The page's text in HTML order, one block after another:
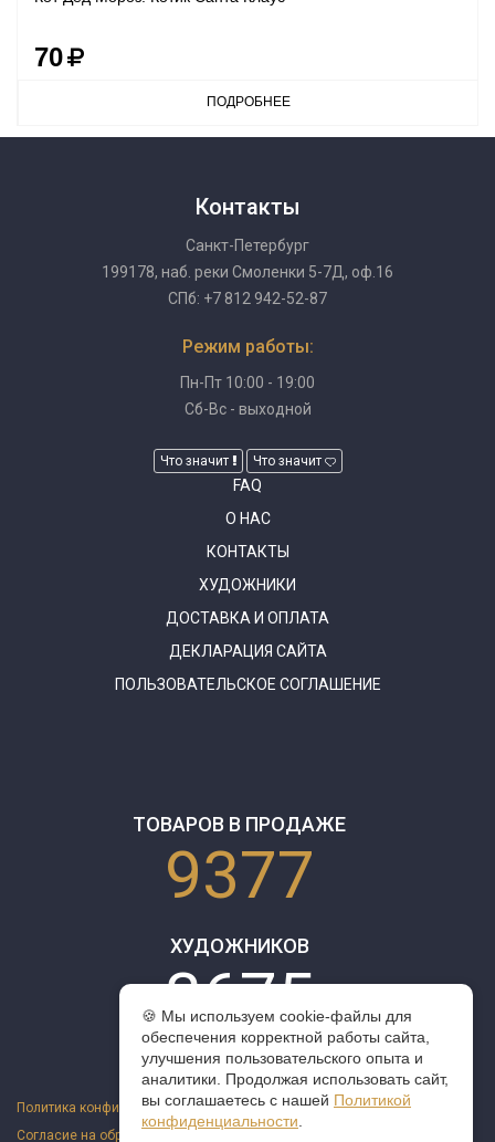
70
ПОДРОБНЕЕ
Контакты
Санкт-Петербург
199178, наб. реки Смоленки 5-7Д, оф.16
СПб: +7 812 942-52-87
Режим работы:
Пн-Пт 10:00 - 19:00
Сб-Вс - выходной
Что значит Что значит
FAQ
О НАС
КОНТАКТЫ
ХУДОЖНИКИ
ДОСТАВКА И ОПЛАТА
ДЕКЛАРАЦИЯ САЙТА
ПОЛЬЗОВАТЕЛЬСКОЕ СОГЛАШЕНИЕ
ТОВАРОВ В ПРОДАЖЕ
9377
ХУДОЖНИКОВ
3675
🍪 Мы используем cookie-файлы для
обеспечения корректной работы сайта,
улучшения пользовательского опыта и
аналитики. Продолжая использовать сайт,
вы соглашаетесь с нашей Политикой
конфиденциальности
Политика конфиденциальности
Согласие на обработку персональных данных